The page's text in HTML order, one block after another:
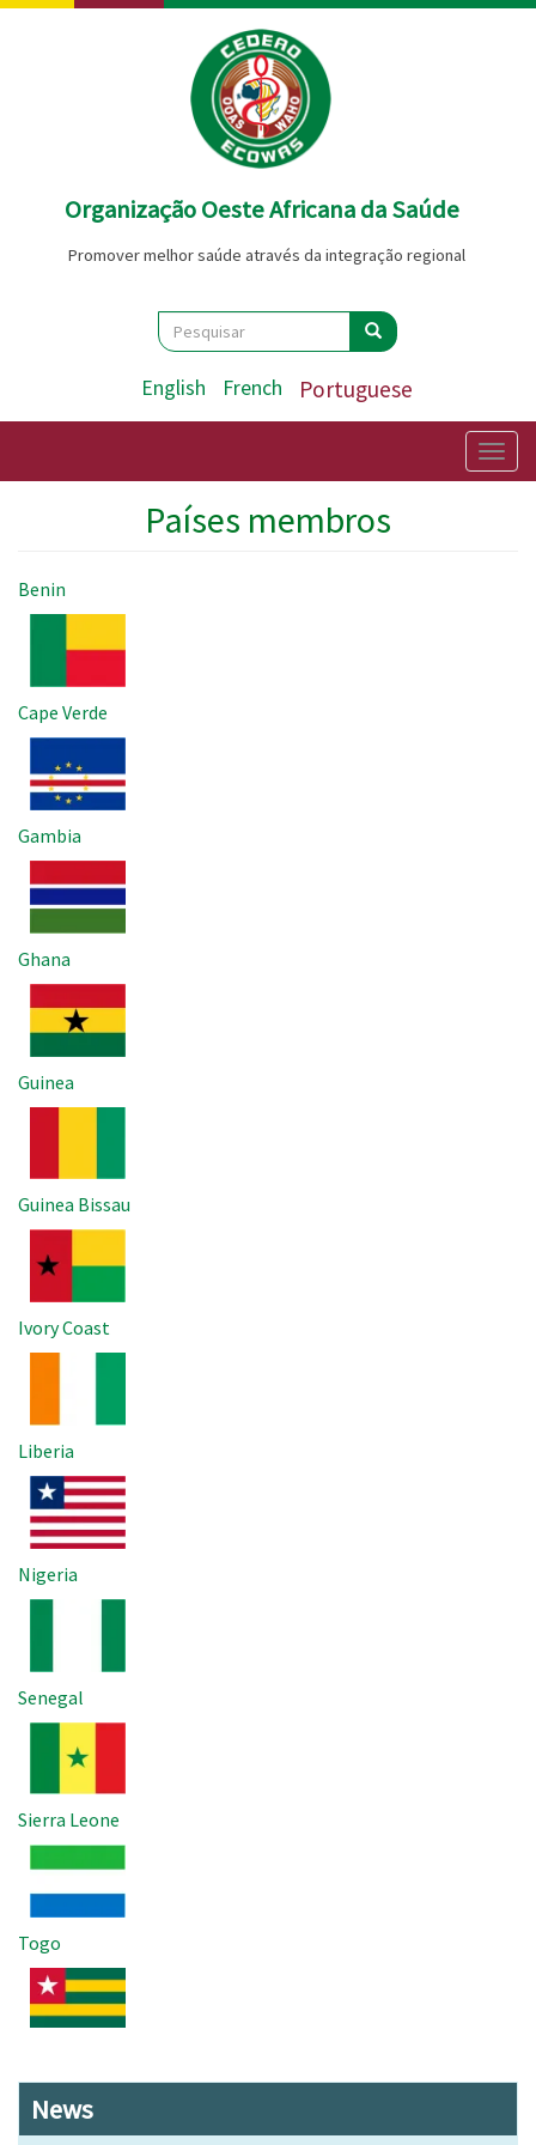
Passar
Organização Oeste Africana da Saúde
Promover melhor saúde através da integração regional
Search
Pesquisar Pesquisar
English French Portuguese
Países membros
Benin
Imagem
Cape Verde
Imagem
Gambia
Imagem
Ghana
Imagem
Guinea
Imagem
Guinea Bissau
Imagem
Ivory Coast
Imagem
Liberia
Imagem
Nigeria
Imagem
Senegal
Imagem
Sierra Leone
Imagem
Togo
Imagem
News